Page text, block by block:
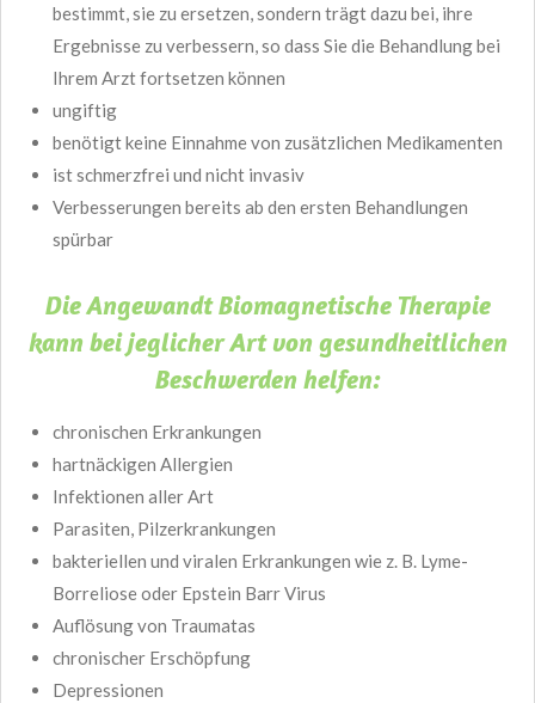
bestimmt, sie zu ersetzen, sondern trägt dazu bei, ihre
Ergebnisse zu verbessern, so dass Sie die Behandlung bei
Ihrem Arzt fortsetzen können
ungiftig
benötigt keine Einnahme von zusätzlichen Medikamenten
ist schmerzfrei und nicht invasiv
Verbesserungen bereits ab den ersten Behandlungen
spürbar
Die Angewandt Biomagnetische Therapie
kann bei jeglicher Art von gesundheitlichen
Beschwerden helfen:
chronischen Erkrankungen
hartnäckigen Allergien
Infektionen aller Art
Parasiten, Pilzerkrankungen
bakteriellen und viralen Erkrankungen wie z. B. Lyme-
Borreliose oder Epstein Barr Virus
Auflösung von Traumatas
chronischer Erschöpfung
Depressionen